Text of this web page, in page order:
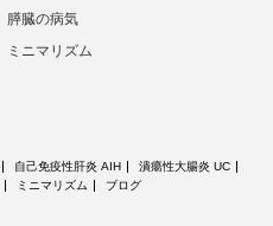
膵臓の病気
ミニマリズム
自己免疫性肝炎 AIH
潰瘍性大腸炎 UC
ミニマリズム ブログ